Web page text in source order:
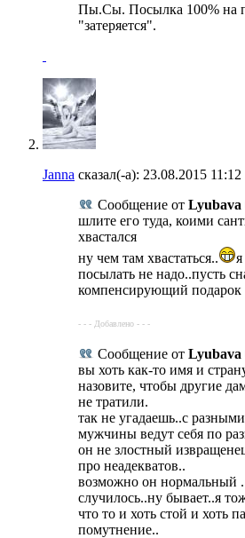
Пы.Сы. Посылка 100% на
"затеряется".
Janna сказал(-а): 23.08.2015 11:12
Сообщение от Lyubava
шлите его туда, коими
хвастался
ну чем там хвастаться..
посылать не надо..пусть
компенсирующий подарок
- - - Добавлено - - -
Сообщение от Lyubava
вы хоть как-то имя и
назовите, чтобы другие
не тратили.
так не угадаешь..с
мужчины ведут себя по
он не злостный
про неадекватов..
возможно он нормальный
случилось..ну бывает..я
что то и хоть стой и хоть
помутнение..